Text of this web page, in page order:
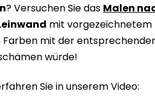
n? Versuchen Sie das Malen
mit vorgezeichnetem
mit der
würde!
Sie in unserem Video: